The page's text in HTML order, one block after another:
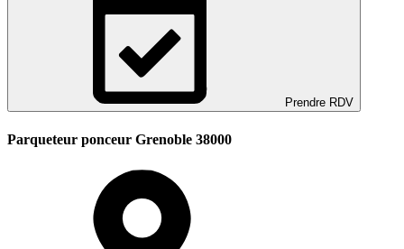
Prendre RDV
Parqueteur ponceur Grenoble 38000